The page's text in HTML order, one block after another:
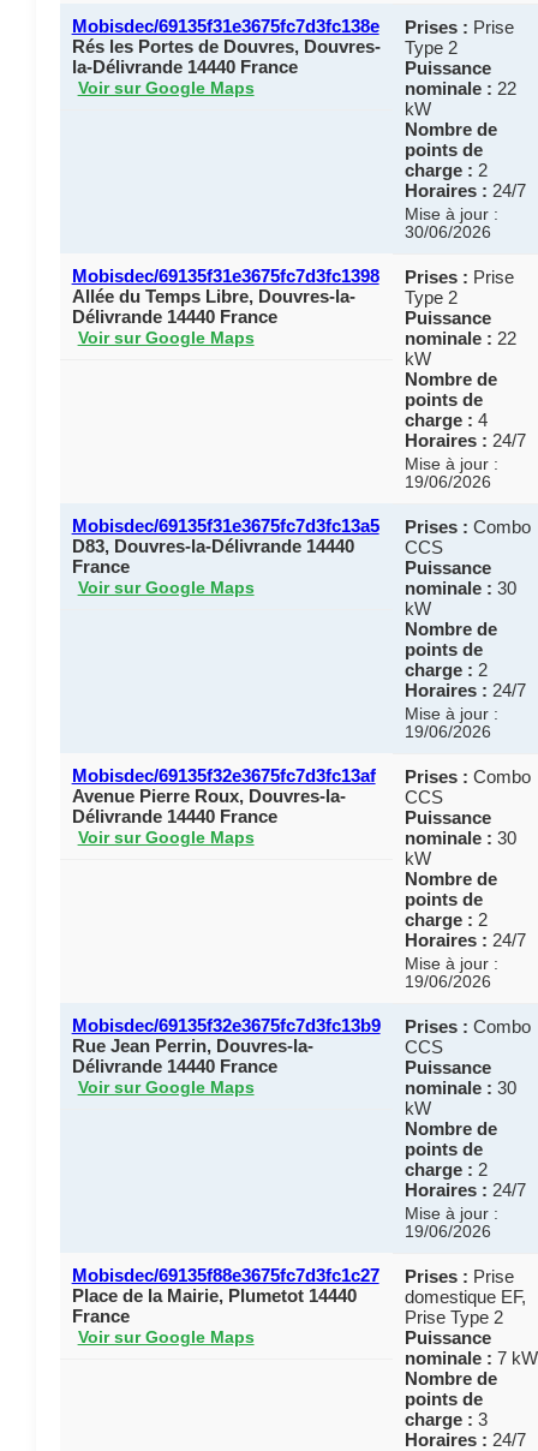
Mobisdec/69135f31e3675fc7d3fc138e
Rés les Portes de Douvres, Douvres-
la-Délivrande 14440 France
Voir sur Google Maps
Prises : Prise
Type 2
Puissance
nominale : 22
kW
Nombre de
points de
charge : 2
Horaires : 24/7
Mise à jour :
30/06/2026
Mobisdec/69135f31e3675fc7d3fc1398
Allée du Temps Libre, Douvres-la-
Délivrande 14440 France
Voir sur Google Maps
Prises : Prise
Type 2
Puissance
nominale : 22
kW
Nombre de
points de
charge : 4
Horaires : 24/7
Mise à jour :
19/06/2026
Mobisdec/69135f31e3675fc7d3fc13a5
D83, Douvres-la-Délivrande 14440
France
Voir sur Google Maps
Prises : Combo
CCS
Puissance
nominale : 30
kW
Nombre de
points de
charge : 2
Horaires : 24/7
Mise à jour :
19/06/2026
Mobisdec/69135f32e3675fc7d3fc13af
Avenue Pierre Roux, Douvres-la-
Délivrande 14440 France
Voir sur Google Maps
Prises : Combo
CCS
Puissance
nominale : 30
kW
Nombre de
points de
charge : 2
Horaires : 24/7
Mise à jour :
19/06/2026
Mobisdec/69135f32e3675fc7d3fc13b9
Rue Jean Perrin, Douvres-la-
Délivrande 14440 France
Voir sur Google Maps
Prises : Combo
CCS
Puissance
nominale : 30
kW
Nombre de
points de
charge : 2
Horaires : 24/7
Mise à jour :
19/06/2026
Mobisdec/69135f88e3675fc7d3fc1c27
Place de la Mairie, Plumetot 14440
France
Voir sur Google Maps
Prises : Prise
domestique EF,
Prise Type 2
Puissance
nominale : 7 kW
Nombre de
points de
charge : 3
Horaires : 24/7